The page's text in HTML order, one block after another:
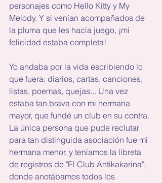
personajes como Hello Kitty y My
Melody. Y si venían acompañados de
la pluma que les hacía juego, ¡mi
felicidad estaba completa!
Yo andaba por la vida escribiendo lo
que fuera: diarios, cartas, canciones,
listas, poemas, quejas... Una vez
estaba tan brava con mi hermana
mayor, que fundé un club en su contra.
La única persona que pude reclutar
para tan distinguida asociación fue mi
hermana menor, y teníamos la libreta
de registros de "El Club Antikakarina",
donde anotábamos todos los